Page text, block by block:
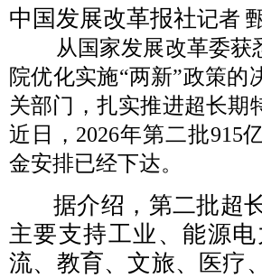
中国发展改革报社记者
从国家发展改革委
院优化实施“两新”政策
关部门，扎实推进超长期
近日，2026年第二批915
金安排已经下达。
据介绍，第二批超
主要支持工业、能源
流、教育、文旅、医疗